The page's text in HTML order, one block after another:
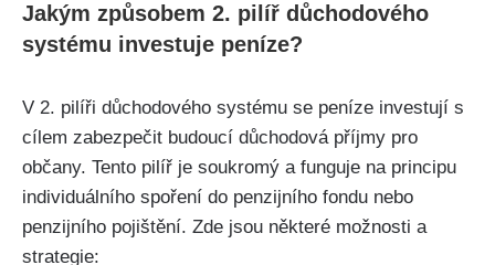
Jakým způsobem 2. pilíř důchodového
systému investuje peníze?
V 2. pilíři důchodového systému se peníze investují s
cílem zabezpečit budoucí důchodová příjmy pro
občany. Tento pilíř je soukromý a funguje na principu
individuálního spoření do penzijního fondu nebo
penzijního pojištění. Zde jsou některé možnosti a
strategie: